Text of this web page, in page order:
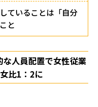
ていることは「自分
と
人員配置で女性従業
比1：2に